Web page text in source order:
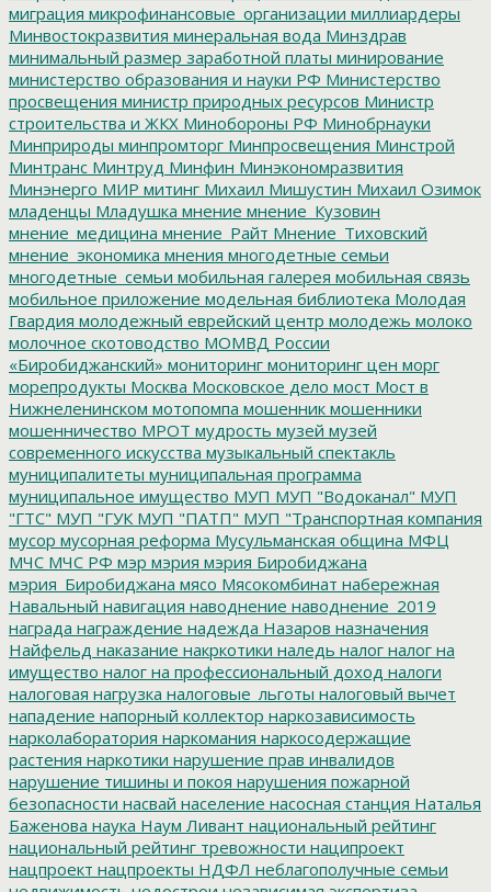
миграция микрофинансовые_организации миллиардеры
Минвостокразвития минеральная вода Минздрав
минимальный размер заработной платы минирование
министерство образования и науки РФ Министерство
просвещения министр природных ресурсов Министр
строительства и ЖКХ Минобороны РФ Минобрнауки
Минприроды минпромторг Минпросвещения Минстрой
Минтранс Минтруд Минфин Минэкономразвития
Минэнерго МИР митинг Михаил Мишустин Михаил Озимок
младенцы Младушка мнение мнение_Кузовин
мнение_медицина мнение_Райт Мнение_Тиховский
мнение_экономика мнения многодетные семьи
многодетные_семьи мобильная галерея мобильная связь
мобильное приложение модельная библиотека Молодая
Гвардия молодежный еврейский центр молодежь молоко
молочное скотоводство МОМВД России
«Биробиджанский» мониторинг мониторинг цен морг
морепродукты Москва Московское дело мост Мост в
Нижнеленинском мотопомпа мошенник мошенники
мошенничество МРОТ мудрость музей музей
современного искусства музыкальный спектакль
муниципалитеты муниципальная программа
муниципальное имущество МУП МУП "Водоканал" МУП
"ГТС" МУП "ГУК МУП "ПАТП" МУП "Транспортная компания
мусор мусорная реформа Мусульманская община МФЦ
МЧС МЧС РФ мэр мэрия мэрия Биробиджана
мэрия_Биробиджана мясо Мясокомбинат набережная
Навальный навигация наводнение наводнение_2019
награда награждение надежда Назаров назначения
Найфельд наказание накркотики наледь налог налог на
имущество налог на профессиональный доход налоги
налоговая нагрузка налоговые_льготы налоговый вычет
нападение напорный коллектор наркозависимость
нарколаборатория наркомания наркосодержащие
растения наркотики нарушение прав инвалидов
нарушение тишины и покоя нарушения пожарной
безопасности насвай население насосная станция Наталья
Баженова наука Наум Ливант национальный рейтинг
национальный рейтинг тревожности наципроект
нацпроект нацпроекты НДФЛ неблагополучные семьи